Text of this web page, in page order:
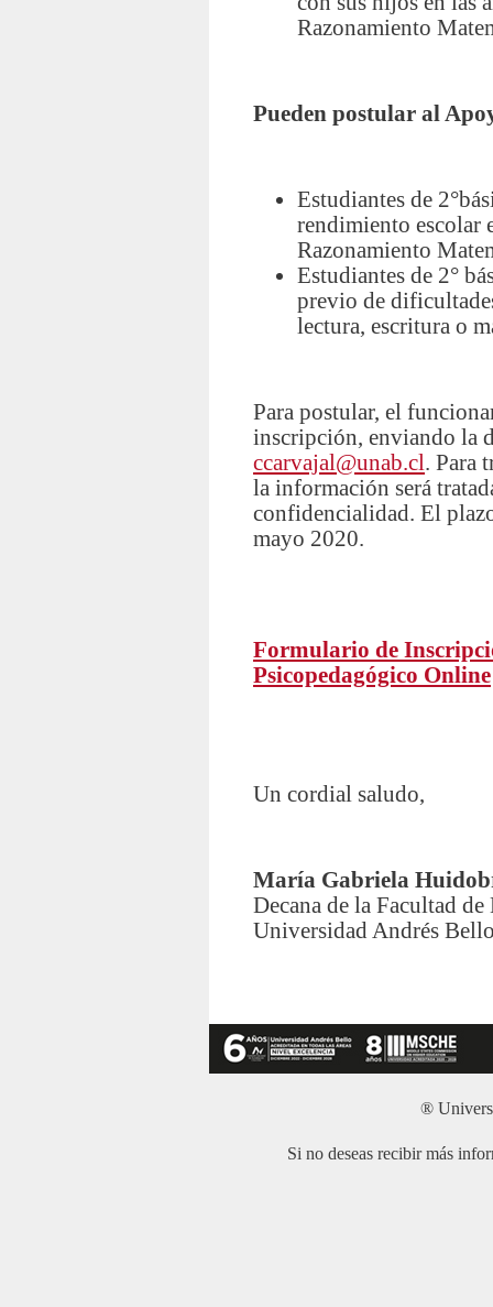
Razonamiento
Pueden postular al
Estudiantes de
rendimiento escolar
Razonamiento
Estudiantes de 2°
previo de
lectura, escritura o
Para postular, el
inscripción, enviando la
ccarvajal@unab.cl . Para
la información será
confidencialidad. El
mayo 2020.
Formulario de
Psicopedagógico Online
Un cordial saludo,
María Gabriela
Decana de la Facultad
Universidad Andrés
®
Si no deseas recibir más